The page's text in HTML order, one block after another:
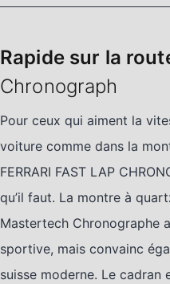
Rapide sur la
Chronograph
Pour ceux qui aiment la
voiture comme dans la
FERRARI FAST LAP
qu’il faut. La montre à
Mastertech Chronographe
sportive, mais convainc
suisse moderne. Le cadran